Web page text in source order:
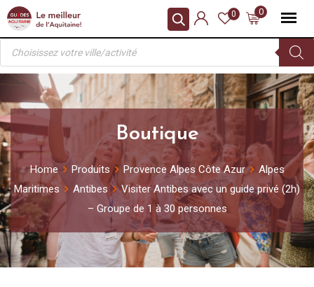
Skip
content
0
0
Recherche
produits
Boutique
Home Produits Provence Alpes Côte Azur
Alpes
Maritimes
Antibes
Visiter Antibes avec un guide privé (2h)
– Groupe de 1 à 30 personnes